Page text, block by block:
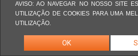
AVISO: AO NAVEGAR NO NOSSO SITE
UTILIZAÇÃO DE COOKIES PARA UMA
UTILIZAÇÃO.
OK